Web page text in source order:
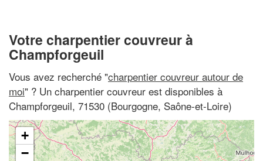
Votre charpentier couvreur à
Champforgeuil
Vous avez recherché "charpentier couvreur autour de
moi" ? Un charpentier couvreur est disponibles à
Champforgeuil, 71530 (Bourgogne, Saône-et-Loire)
+
−